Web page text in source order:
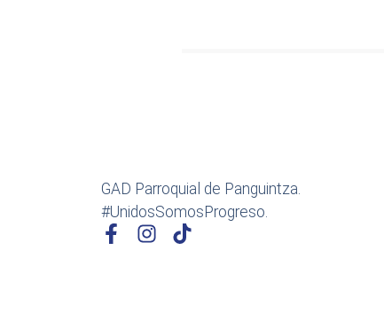
GAD Parroquial de Panguintza.
#UnidosSomosProgreso.